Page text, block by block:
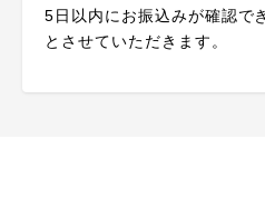
5日以内にお振込みが確認で
とさせていただきます。